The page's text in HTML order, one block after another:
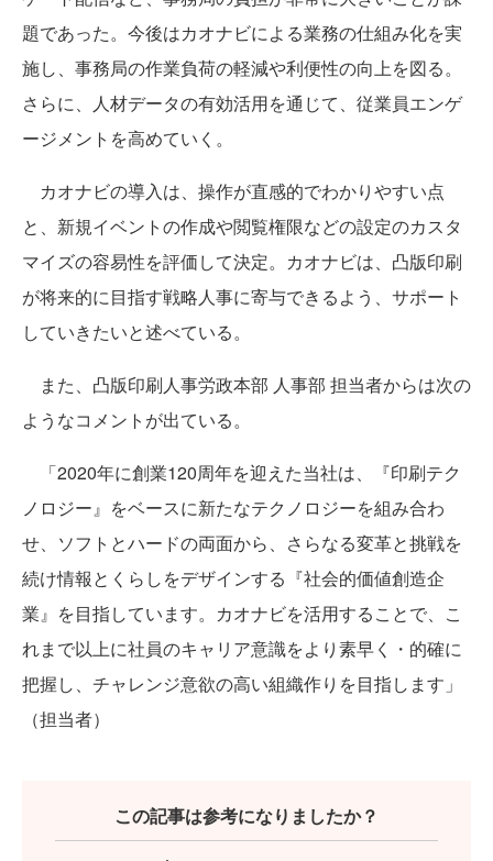
題であった。今後はカオナビによる業務の仕組み化を実
施し、事務局の作業負荷の軽減や利便性の向上を図る。
さらに、人材データの有効活用を通じて、従業員エンゲ
ージメントを高めていく。
カオナビの導入は、操作が直感的でわかりやすい点
と、新規イベントの作成や閲覧権限などの設定のカスタ
マイズの容易性を評価して決定。カオナビは、凸版印刷
が将来的に目指す戦略人事に寄与できるよう、サポート
していきたいと述べている。
また、凸版印刷人事労政本部 人事部 担当者からは次の
ようなコメントが出ている。
「2020年に創業120周年を迎えた当社は、『印刷テク
ノロジー』をベースに新たなテクノロジーを組み合わ
せ、ソフトとハードの両面から、さらなる変革と挑戦を
続け情報とくらしをデザインする『社会的価値創造企
業』を目指しています。カオナビを活用することで、こ
れまで以上に社員のキャリア意識をより素早く・的確に
把握し、チャレンジ意欲の高い組織作りを目指します」
（担当者）
この記事は参考になりましたか？